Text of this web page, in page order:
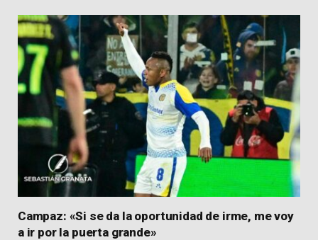
Campaz: «Si se da la oportunidad de irme, me voy
a ir por la puerta grande»